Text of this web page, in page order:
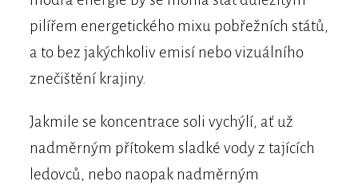
pilířem energetického mixu pobřežních států,
a to bez jakýchkoliv emisí nebo vizuálního
znečištění krajiny.
Jakmile se koncentrace soli vychýlí, ať už
nadměrným přítokem sladké vody z tajících
ledovců, nebo naopak nadměrným